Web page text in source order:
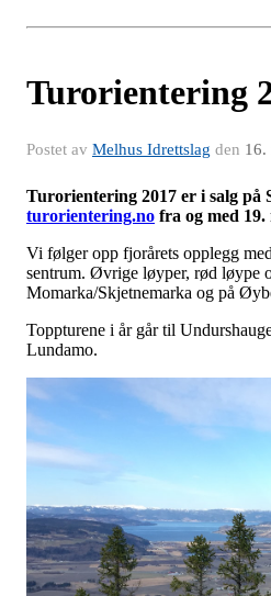
Turorientering
Postet av Melhus Idrettslag den 16.
Turorientering 2017 er i salg på
turorientering.no fra og med 19.
Vi følger opp fjorårets opplegg
sentrum. Øvrige løyper, rød løype
Momarka/Skjetnemarka og på
Toppturene i år går til
Lundamo.